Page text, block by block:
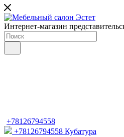
Интернет-магазин
+78126794558
+78126794558 Кубатура